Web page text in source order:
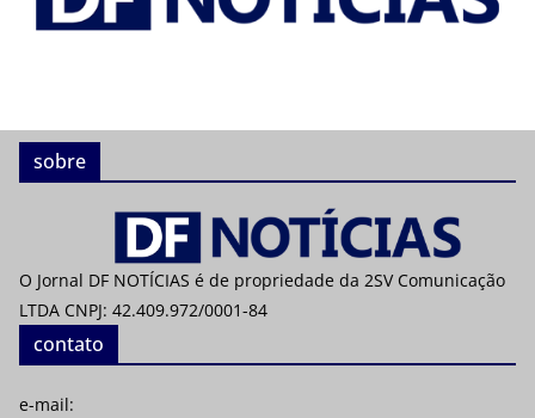
sobre
O Jornal DF NOTÍCIAS é de propriedade da 2SV Comunicação
LTDA CNPJ: 42.409.972/0001-84
contato
e-mail: